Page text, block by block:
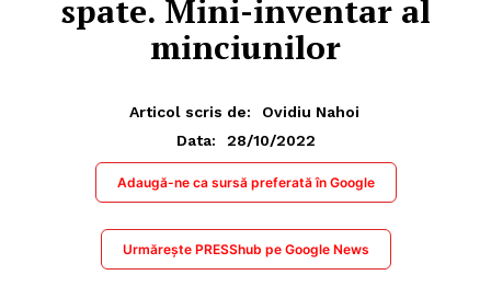
spate. Mini-inventar al
minciunilor
Articol scris de:
Ovidiu Nahoi
Data:
28/10/2022
Adaugă-ne ca sursă preferată în Google
Urmărește PRESShub pe Google News